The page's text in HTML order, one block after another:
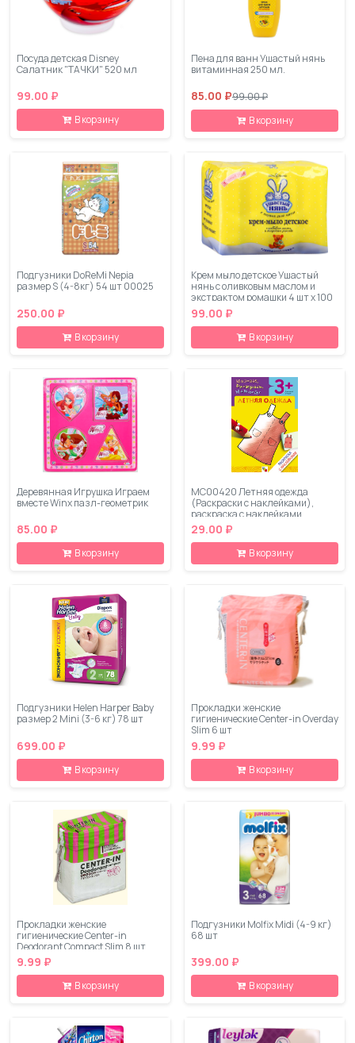
Посуда детская Disney
Салатник "ТАЧКИ" 520 мл
99.00 ₽
В корзину
Пена для ванн Ушастый нянь
витаминная 250 мл.
85.00 ₽99.00 ₽
В корзину
Подгузники DoReMi Nepia
размер S (4-8кг) 54 шт 00025
250.00 ₽
В корзину
Крем мыло детское Ушастый
нянь с оливковым маслом и
экстрактом ромашки 4 шт х 100
г
99.00 ₽
В корзину
Деревянная Игрушка Играем
вместе Winx пазл-геометрик
85.00 ₽
В корзину
МС00420 Летняя одежда
(Раскраски с наклейками),
раскраска с наклейками
29.00 ₽
В корзину
Подгузники Helen Harper Baby
размер 2 Mini (3-6 кг) 78 шт
699.00 ₽
В корзину
Прокладки женские
гигиенические Center-in Overday
Slim 6 шт
9.99 ₽
В корзину
Прокладки женские
гигиенические Center-in
Deodorant Compact Slim 8 шт
9.99 ₽
В корзину
Подгузники Molfix Midi (4-9 кг)
68 шт
399.00 ₽
В корзину